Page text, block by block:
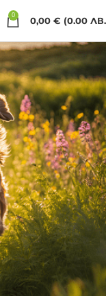
0 0,00 € (0.00